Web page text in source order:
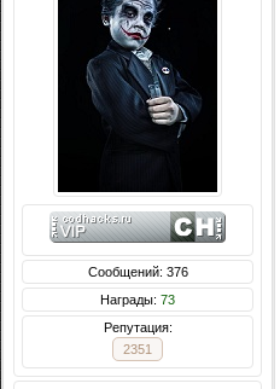
Сообщений: 376
Награды: 73
Репутация:
2351